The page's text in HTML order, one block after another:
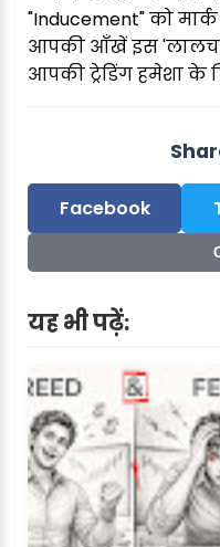
"Inducement" को
आपकी आँखें इस 'लालच'
आपकी ट्रेडिंग हमेशा के
Facebook
यह भी पढ़ें: